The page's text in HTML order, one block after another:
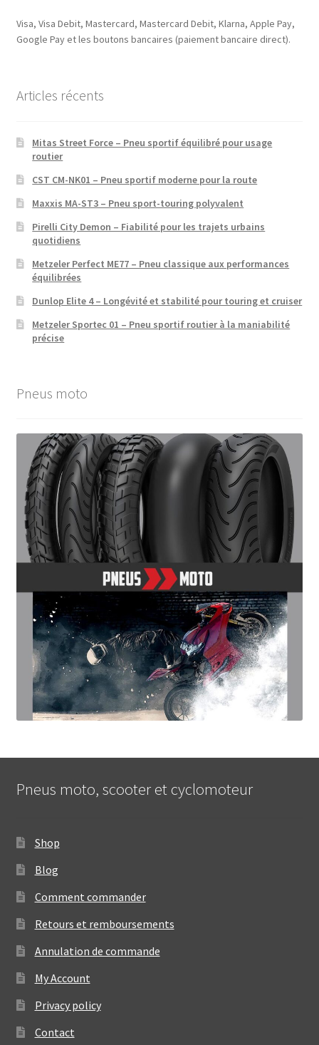
Visa, Visa Debit, Mastercard, Mastercard Debit, Klarna, Apple Pay,
Google Pay et les boutons bancaires (paiement bancaire direct).
Articles récents
Mitas Street Force – Pneu sportif équilibré pour usage
routier
CST CM-NK01 – Pneu sportif moderne pour la route
Maxxis MA-ST3 – Pneu sport-touring polyvalent
Pirelli City Demon – Fiabilité pour les trajets urbains
quotidiens
Metzeler Perfect ME77 – Pneu classique aux performances
équilibrées
Dunlop Elite 4 – Longévité et stabilité pour touring et cruiser
Metzeler Sportec 01 – Pneu sportif routier à la maniabilité
précise
Pneus moto
Pneus moto, scooter et cyclomoteur
Shop
Blog
Comment commander
Retours et remboursements
Annulation de commande
My Account
Privacy policy
Contact